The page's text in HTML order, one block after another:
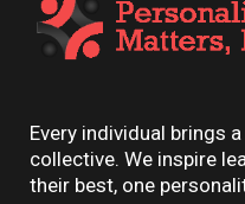
Every individual brings
collective. We inspire
their best, one